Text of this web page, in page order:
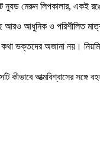
মেরুন লিপকালার, একই
আধুনিক ও পরিশীলিত
ভক্তদের অজানা নয়।
কীভাবে আত্মবিশ্বাসের